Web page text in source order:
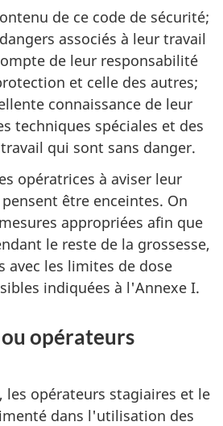
de ce code de sécurité;
associés à leur travail
de leur responsabilité
et celle des autres;
connaissance de leur
techniques spéciales et des
qui sont sans danger.
opératrices à aviser leur
être enceintes. On
appropriées afin que
le reste de la grossesse,
avec les limites de dose
indiquées à l'Annexe I.
opérateurs
les opérateurs stagiaires et le
dans l'utilisation des